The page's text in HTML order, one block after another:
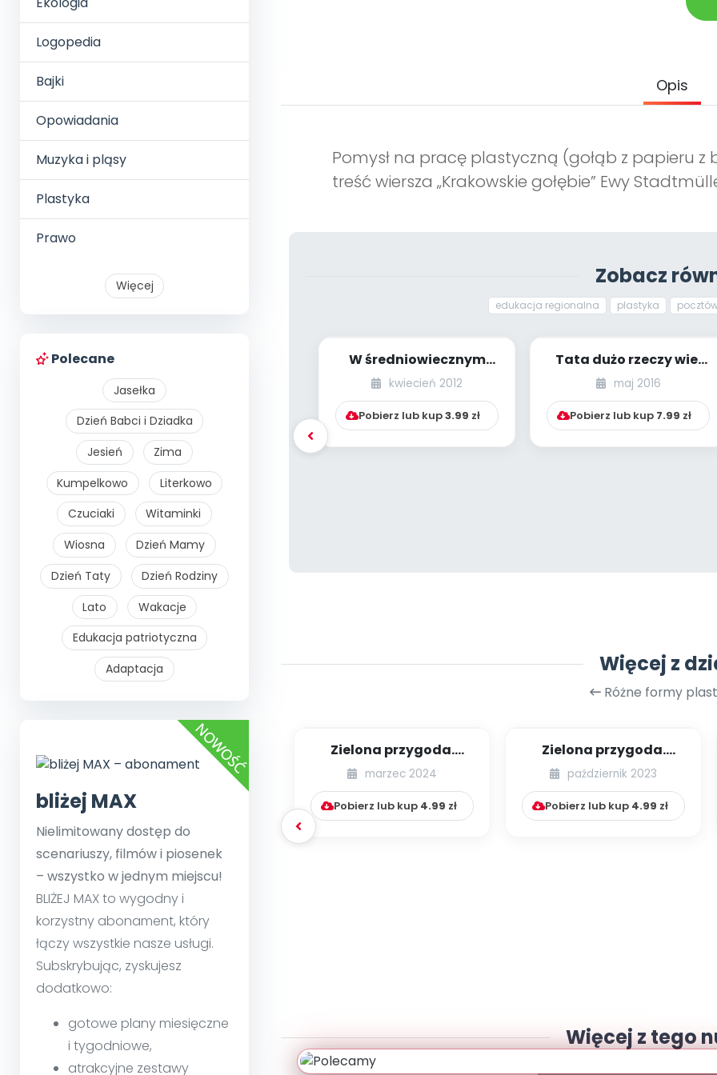
Logopedia
Bajki
Opowiadania
Muzyka i pląsy
Plastyka
Prawo
Więcej
Polecane
Jasełka
Dzień Babci i Dziadka
Jesień
Zima
Kumpelkowo
Literkowo
Czuciaki
Witaminki
Wiosna
Dzień Mamy
Dzień Taty
Dzień Rodziny
Lato
Wakacje
Edukacja patriotyczna
Adaptacja
bliżej MAX
Nielimitowany dostęp do
scenariuszy, filmów i piosenek
– wszystko w jednym miejscu!
BLIŻEJ MAX to wygodny i
korzystny abonament, który
łączy wszystkie nasze usługi.
Subskrybując, zyskujesz
dodatkowo:
gotowe plany miesięczne
i tygodniowe,
atrakcyjne zestawy
Opis
Pomysł na pracę plastyczną (gołąb z papieru
treść wiersza „Krakowskie gołębie” Ewy
Zobacz
edukacja regionalna plastyka
W średniowiecznym
Krakowie (edukacja
przez sztukę)
kwiecień 2012
Pobierz lub kup3.99 zł
Tata dużo rzeczy wie,
tata zawsze kocha
mnie! [PNP - dz...
maj 2016
Pobierz lub kup 7.99 zł
Więcej z
Różne formy
Zielona przygoda.
Wiosenny medal
marzec 2024
Pobierz lub kup 4.99 zł
Zielona przygoda.
Recyklingowa ścieżka
sensoryczna
październik 2023
Pobierz lub kup 4.99 zł
Więcej z tego